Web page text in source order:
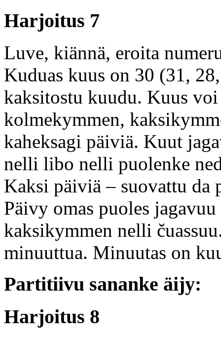
Harjoitus 7
Luve, kiännä, eroita
Kuduas kuus on 30 (31,
kaksitostu kuudu. Kuus
kolmekymmen,
kaheksagi päiviä. Kuut
nelli libo nelli puolenke
Kaksi päiviä – suovattu da
Päivy omas puoles
kaksikymmen nelli
minuuttua. Minuutas on
Partitiivu sananke äijy:
Harjoitus 8